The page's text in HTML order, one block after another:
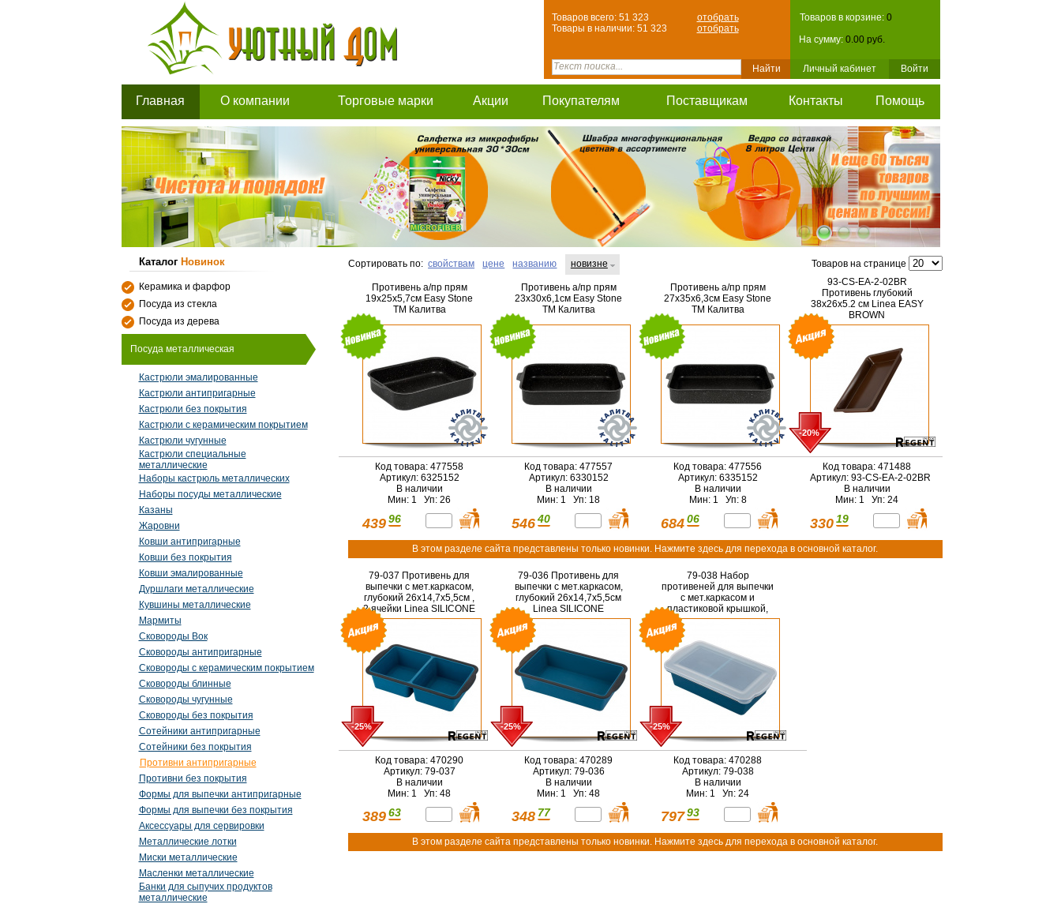
Товаров в корзине: 0
На сумму: 0.00 руб.
Личный кабинет Войти
Товаров всего: 51 323
отобрать
Товары в наличии: 51 323
отобрать
Главная О компании Торговые марки Акции Покупателям Поставщикам Контакты Помощь
Каталог Новинок
Керамика и фарфор
Посуда из стекла
Посуда из дерева
Посуда металлическая
Кастрюли эмалированные
Кастрюли антипригарные
Кастрюли без покрытия
Кастрюли с керамическим покрытием
Кастрюли чугунные
Кастрюли специальные
металлические
Наборы кастрюль металлических
Наборы посуды металлические
Казаны
Жаровни
Ковши антипригарные
Ковши без покрытия
Ковши эмалированные
Дуршлаги металлические
Кувшины металлические
Мармиты
Сковороды Вок
Сковороды антипригарные
Сковороды с керамическим покрытием
Сковороды блинные
Сковороды чугунные
Сковороды без покрытия
Сотейники антипригарные
Сотейники без покрытия
Противни антипригарные
Противни без покрытия
Формы для выпечки антипригарные
Формы для выпечки без покрытия
Аксессуары для сервировки
Металлические лотки
Миски металлические
Масленки металлические
Банки для сыпучих продуктов
металлические
Сортировать по: свойствам цене названию новизне Товаров на странице
Противень а/пр прям
19х25х5,7см Easy Stone
ТМ Калитва
Код товара: 477558
Артикул: 6325152
В наличии
Мин: 1 Уп: 26
439 96
Противень а/пр прям
23х30х6,1см Easy Stone
ТМ Калитва
Код товара: 477557
Артикул: 6330152
В наличии
Мин: 1 Уп: 18
546 40
Противень а/пр прям
27х35х6,3см Easy Stone
ТМ Калитва
Код товара: 477556
Артикул: 6335152
В наличии
Мин: 1 Уп: 8
684 06
93-CS-EA-2-02BR
Противень глубокий
38х26х5.2 см Linea EASY
BROWN
-20%
Код товара: 471488
Артикул: 93-CS-EA-2-02BR
В наличии
Мин: 1 Уп: 24
330 19
В этом разделе сайта представлены только новинки. Нажмите здесь для перехода в основной каталог.
79-037 Противень для
выпечки с мет.каркасом,
глубокий 26х14,7х5,5см ,
2 ячейки Linea SILICONE
-25%
Код товара: 470290
Артикул: 79-037
В наличии
Мин: 1 Уп: 48
389 63
79-036 Противень для
выпечки с мет.каркасом,
глубокий 26х14,7х5,5см
Linea SILICONE
-25%
Код товара: 470289
Артикул: 79-036
В наличии
Мин: 1 Уп: 48
348 77
79-038 Набор
противеней для выпечки
с мет.каркасом и
пластиковой крышкой,
26х14,7х5,5см Linea
-25%
Код товара: 470288
Артикул: 79-038
В наличии
Мин: 1 Уп: 24
797 93
В этом разделе сайта представлены только новинки. Нажмите здесь для перехода в основной каталог.